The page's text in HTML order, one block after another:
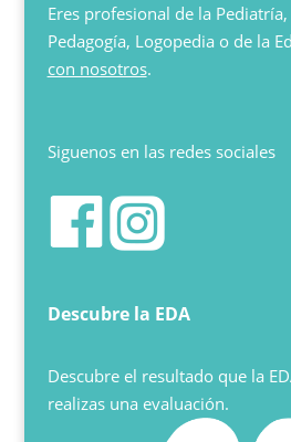
Eres profesional de la
Pedagogía, Logopedia o de la
con nosotros.
Siguenos en las redes sociales
Descubre la EDA
Descubre el resultado que la
realizas una evaluación.